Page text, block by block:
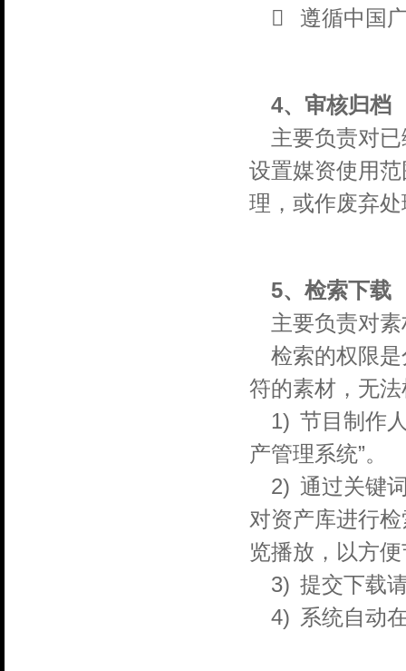

遵循中国
4、审核归档
主要负责对
设置媒资使用
理，或作废弃
5、检索下载
主要负责对
检索的权限
符的素材，无
1) 节目制作
产管理系统”。
2) 通过关键
对资产库进行
览播放，以方
3) 提交下载
4) 系统自动